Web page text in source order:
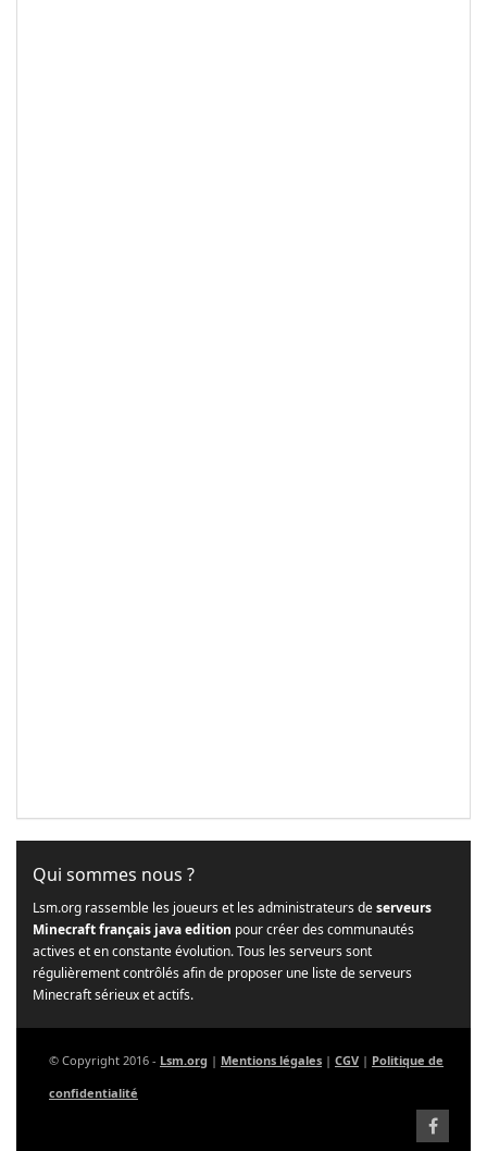
Qui sommes nous ?
Lsm.org rassemble les joueurs et les administrateurs deserveurs
Minecraft français java edition pour créer des communautés
actives et en constante évolution. Tous les serveurs sont
régulièrement contrôlés afin de proposer une liste de serveurs
Minecraft sérieux et actifs.
© Copyright 2016 - Lsm.org | Mentions légales | CGV | Politique de
confidentialité